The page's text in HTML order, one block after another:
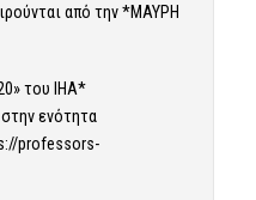
από την *ΜΑΥΡΗ
του ΙΗΑ*
ενότητα
professors-